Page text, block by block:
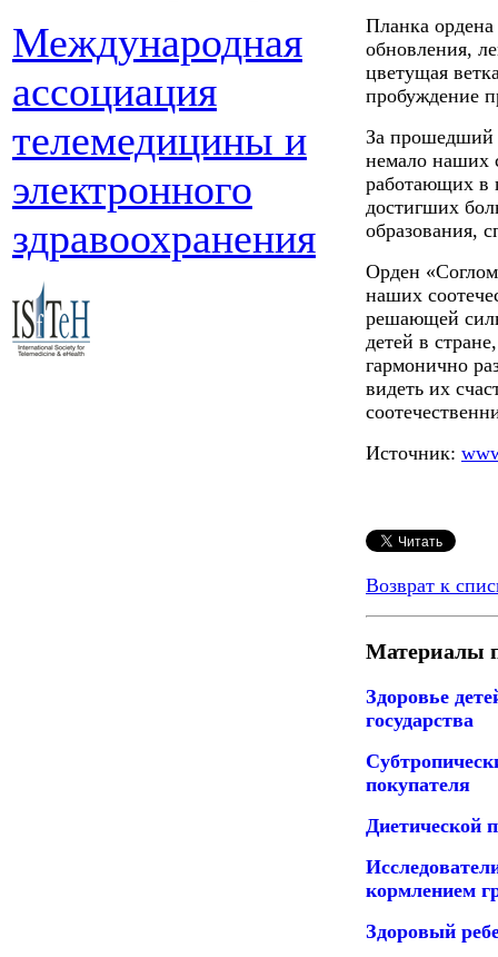
Международная
ассоциация
телемедицины и
электронного
здравоохранения
Планка ордена
обновления,
цветущая
пробуждение
За прошедший
немало наших
работающих в
достигших
образования,
Орден «Соглом
наших
решающей
детей в
гармонично
видеть их
Источник:
Возврат к
Материалы
Здоровье
государства
покупателя
Диетической
кормлением
Здоровый